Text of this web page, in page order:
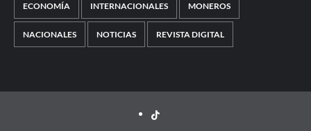
ECONOMÍA INTERNACIONALES MONEROS
NACIONALES NOTICIAS REVISTA DIGITAL
TikTok